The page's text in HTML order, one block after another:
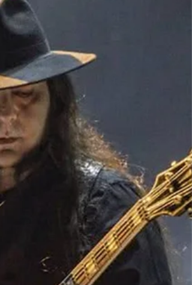
anos
O System Of A Down prepara agora uma nova
série de shows em estádios na América do